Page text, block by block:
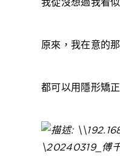
原來，我在意的
都可以用隱形矯